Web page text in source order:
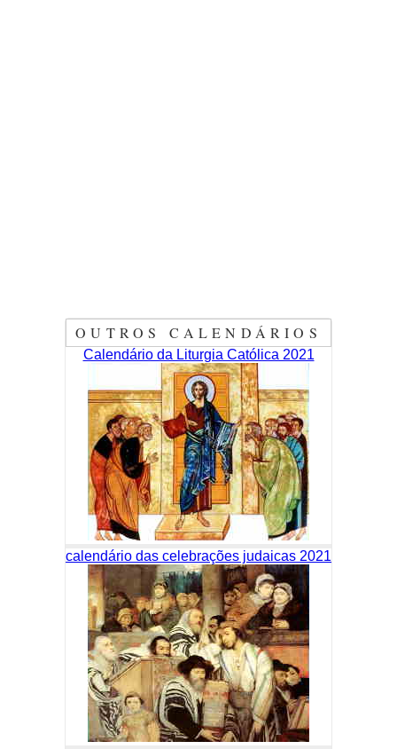
OUTROS CALENDÁRIOS
Calendário da Liturgia Católica 2021
calendário das celebrações judaicas 2021